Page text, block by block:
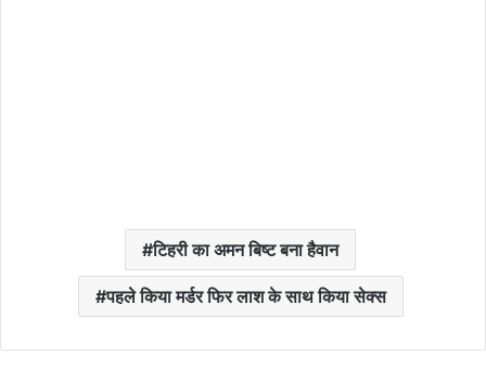
टिहरी का अमन बिष्ट बना हैवान
पहले किया मर्डर फिर लाश के साथ किया सेक्स